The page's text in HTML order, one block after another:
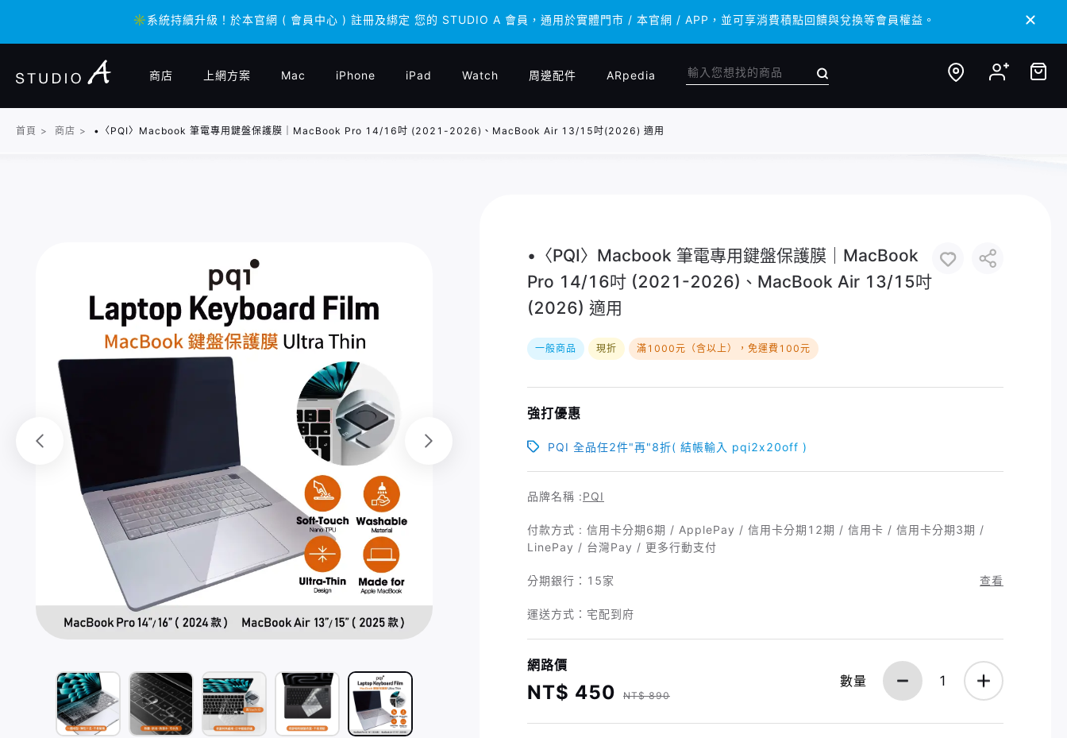
✳️系統持續升級！於本官網 ( 會員中心 ) 註冊及綁定 您的 STUDIO A 會員，通用於實體門市 / 本官網 / APP，並可享消費積點回饋與兌換等會員權益。
✳️系統持續升級！於本官網 ( 會員中心 ) 註冊及綁定 您的 STUDIO A 會員，通用於實體門市 / 本官網 / APP，並可享消費積點回饋與兌換等會員權益。
商店 上網方案 Mac iPhone iPad Watch 周邊配件 ARpedia
首頁 > 商店 > •〈PQI〉Macbook 筆電專用鍵盤保護膜｜MacBook Pro 14/16吋 (2021-2026)、MacBook Air 13/15吋(2026) 適用
•〈PQI〉Macbook 筆電專用鍵盤保護膜｜MacBook
Pro 14/16吋 (2021-2026)、MacBook Air 13/15吋
(2026) 適用
一般商品 現折 滿1000元（含以上），免運費100元
強打優惠
PQI 全品任2件"再"8折( 結帳輸入 pqi2x20off )
品牌名稱 :PQI
付款方式 : 信用卡分期6期 / ApplePay / 信用卡分期12期 / 信用卡 / 信用卡分期3期 /
LinePay / 台灣Pay / 更多行動支付
分期銀行： 15家 查看
運送方式：宅配到府
網路價
NT$ 450 NT$ 890
數量 1